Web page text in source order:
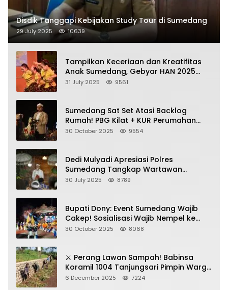
Disdik Tanggapi Kebijakan Study Tour di Sumedang
29 July 2025 10639
Tampilkan Keceriaan dan Kreatifitas
Anak Sumedang, Gebyar HAN 2025
Dihadiri Bupati dan Wabup
31 July 2025 9561
Sumedang Sat Set Atasi Backlog
Rumah! PBG Kilat + KUR Perumahan
Jadi Kunci!
30 October 2025 9554
Dedi Mulyadi Apresiasi Polres
Sumedang Tangkap Wartawan
Gadungan Pemeras Kades
30 July 2025 8789
Bupati Dony: Event Sumedang Wajib
Cakep! Sosialisasi Wajib Nempel ke
Seni Budaya!
30 October 2025 8068
⚔️ Perang Lawan Sampah! Babinsa
Koramil 1004 Tanjungsari Pimpin Warga
Bersihkan Gorong-Gorong & Plastik
6 December 2025 7224